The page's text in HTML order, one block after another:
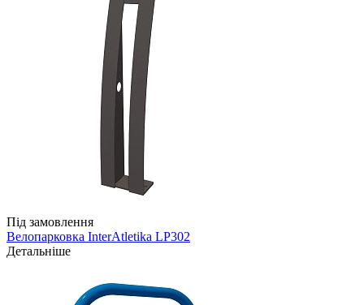
Під замовлення
Велопарковка InterAtletika LP302
Детальніше